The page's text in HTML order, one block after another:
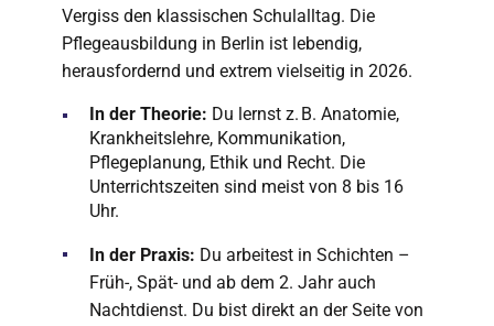
Vergiss den klassischen Schulalltag. Die
Pflegeausbildung in Berlin ist lebendig,
herausfordernd und extrem vielseitig in 2026.
In der Theorie: Du lernst z. B. Anatomie,
Krankheitslehre, Kommunikation,
Pflegeplanung, Ethik und Recht. Die
Unterrichtszeiten sind meist von 8 bis 16
Uhr.
In der Praxis: Du arbeitest in Schichten –
Früh-, Spät- und ab dem 2. Jahr auch
Nachtdienst. Du bist direkt an der Seite von